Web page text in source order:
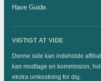
Have Guide.
VIGTIGT AT VIDE
Denne side kan indeholde
kan modtage en kommission,
ekstra omkostning for dig.